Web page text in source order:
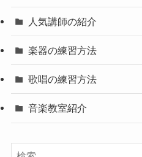
人気講師の紹介
楽器の練習方法
歌唱の練習方法
音楽教室紹介